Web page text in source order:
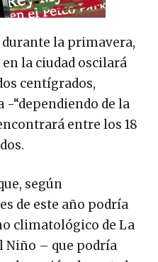
la primavera,
la ciudad oscilará
centígrados,
“dependiendo de la
entre los 18
según
de este año podría
climatológico de La
Niño – que podría